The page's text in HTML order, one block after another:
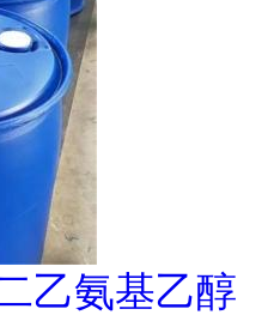
乙氨基乙醇